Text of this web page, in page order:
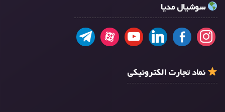
سوشیال مدیا
نماد تجارت الکترونیکی